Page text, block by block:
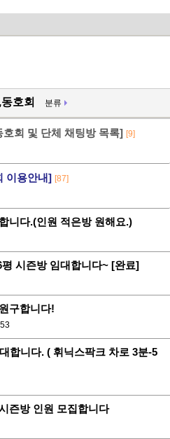
호회 분류
회 및 단체 채팅방 목록] [9]
이용안내] [87]
니다.(인원 적은방 원해요.)
시즌방 임대합니다~ [완료]
구합니다!
합니다. ( 휘닉스팍크 차로 3분-5
즌방 인원 모집합니다